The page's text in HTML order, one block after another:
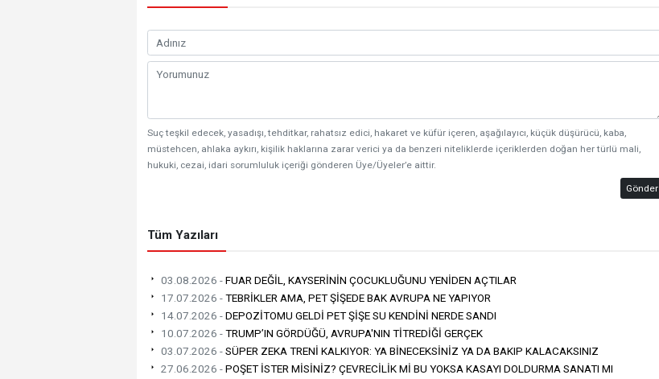
Suç teşkil edecek, yasadışı, tehditkar, rahatsız edici, hakaret ve küfür içeren, aşağılayıcı, küçük düşürücü, kaba,
müstehcen, ahlaka aykırı, kişilik haklarına zarar verici ya da benzeri niteliklerde içeriklerden doğan her türlü mali,
hukuki, cezai, idari sorumluluk içeriği gönderen Üye/Üyeler’e aittir.
Gönder
Tüm Yazıları
03.08.2026 -FUAR DEĞİL, KAYSERİNİN ÇOCUKLUĞUNU YENİDEN AÇTILAR
17.07.2026 -TEBRİKLER AMA, PET ŞİŞEDE BAK AVRUPA NE YAPIYOR
14.07.2026 -DEPOZİTOMU GELDİ PET ŞİŞE SU KENDİNİ NERDE SANDI
10.07.2026 -TRUMP’IN GÖRDÜĞÜ, AVRUPA'NIN TİTREDİĞİ GERÇEK
03.07.2026 -SÜPER ZEKA TRENİ KALKIYOR: YA BİNECEKSİNİZ YA DA BAKIP KALACAKSINIZ
27.06.2026 -POŞET İSTER MİSİNİZ? ÇEVRECİLİK Mİ BU YOKSA KASAYI DOLDURMA SANATI MI